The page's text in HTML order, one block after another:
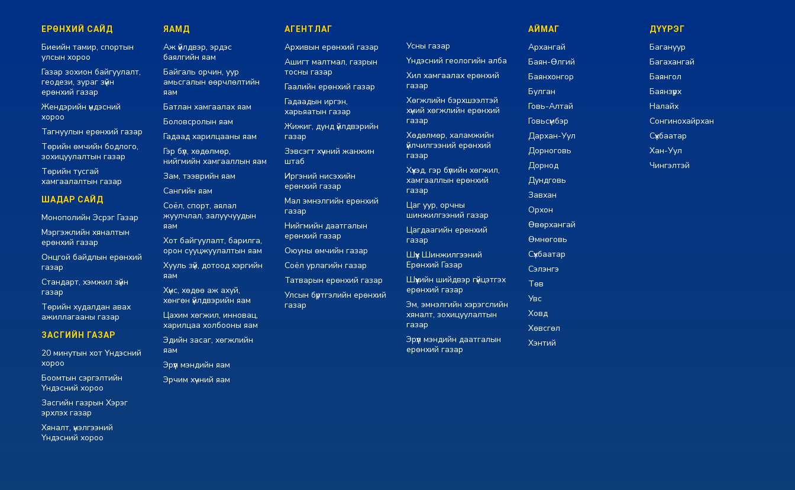
ЕРӨНХИЙ САЙД
Биеийн тамир, спортын
улсын хороо
Газар зохион байгуулалт,
геодези, зураг зүйн
ерөнхий газар
Жендэрийн үндэсний
хороо
Тагнуулын ерөнхий газар
Төрийн өмчийн бодлого,
зохицуулалтын газар
Төрийн тусгай
хамгаалалтын газар
ШАДАР САЙД
Монополийн Эсрэг Газар
Мэргэжлийн хяналтын
ерөнхий газар
Онцгой байдлын ерөнхий
газар
Стандарт, хэмжил зүйн
газар
Төрийн худалдан авах
ажиллагааны газар
ЗАСГИЙН ГАЗАР
20 минутын хот Үндэсний
хороо
Боомтын сэргэлтийн
Үндэсний хороо
Засгийн газрын Хэрэг
эрхлэх газар
Хяналт, үнэлгээний
Үндэсний хороо
ЯАМД
Аж үйлдвэр, эрдэс
баялгийн яам
Байгаль орчин, уур
амьсгалын өөрчлөлтийн
яам
Батлан хамгаалах яам
Боловсролын яам
Гадаад харилцааны яам
Гэр бүл, хөдөлмөр,
нийгмийн хамгааллын яам
Зам, тээврийн яам
Сангийн яам
Соёл, спорт, аялал
жуулчлал, залуучуудын
яам
Хот байгуулалт, барилга,
орон сууцжуулалтын яам
Хууль зүй, дотоод хэргийн
яам
Хүнс, хөдөө аж ахуй,
хөнгөн үйлдвэрийн яам
Цахим хөгжил, инновац,
харилцаа холбооны яам
Эдийн засаг, хөгжлийн
яам
Эрүүл мэндийн яам
Эрчим хүчний яам
АГЕНТЛАГ
Архивын ерөнхий газар
Ашигт малтмал, газрын
тосны газар
Гаалийн ерөнхий газар
Гадаадын иргэн,
харьяатын газар
Жижиг, дунд үйлдвэрийн
газар
Зэвсэгт хүчний жанжин
штаб
Иргэний нисэхийн
ерөнхий газар
Мал эмнэлгийн ерөнхий
газар
Нийгмийн даатгалын
ерөнхий газар
Оюуны өмчийн газар
Соёл урлагийн газар
Татварын ерөнхий газар
Улсын бүртгэлийн ерөнхий
газар
Усны газар
Үндэсний геологийн алба
Хил хамгаалах ерөнхий
газар
Хөгжлийн бэрхшээлтэй
хүний хөгжлийн ерөнхий
газар
Хөдөлмөр, халамжийн
үйлчилгээний ерөнхий
газар
Хүүхэд, гэр бүлийн хөгжил,
хамгааллын ерөнхий
газар
Цаг уур, орчны
шинжилгээний газар
Цагдаагийн ерөнхий
газар
Шүүх Шинжилгээний
Ерөнхий Газар
Шүүхийн шийдвэр гүйцэтгэх
ерөнхий газар
Эм, эмнэлгийн хэрэгслийн
хяналт, зохицуулалтын
газар
Эрүүл мэндийн даатгалын
ерөнхий газар
АЙМАГ
Архангай
Баян-Өлгий
Баянхонгор
Булган
Говь-Алтай
Говьсүмбэр
Дархан-Уул
Дорноговь
Дорнод
Дундговь
Завхан
Орхон
Өвөрхангай
Өмнөговь
Сүхбаатар
Сэлэнгэ
Төв
Увс
Ховд
Хөвсгөл
Хэнтий
ДҮҮРЭГ
Багануур
Багахангай
Баянгол
Баянзүрх
Налайх
Сонгинохайрхан
Сүхбаатар
Хан-Уул
Чингэлтэй